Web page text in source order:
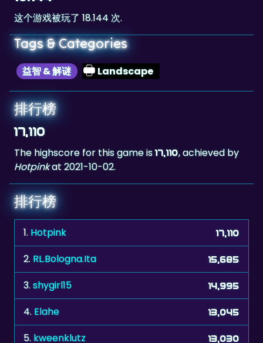
Tags & Categories
益智 & 解谜 Landscape
排行榜
17,110
The highscore for this game is
Hotpink
排行榜
1.Hotpink
2.RL.Bologna.Ita 15,685
3. shygirl15 14,995
4.Elahe 13,045
5. kweenklutz 13,030
6. mumba 12,855